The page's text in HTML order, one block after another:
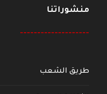
منشوراتنا
--------------------
طريق الشعب